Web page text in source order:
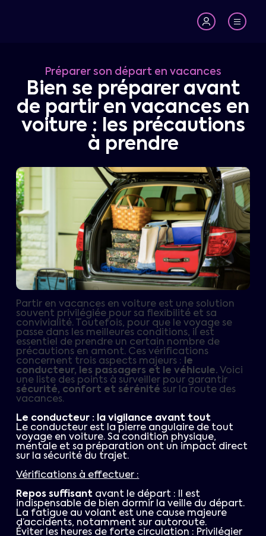
Préparer son départ en vacances
Bien se préparer avant
de partir en vacances en
voiture : les précautions
à prendre
Partir en vacances en voiture est une solution
souvent privilégiée pour sa flexibilité et sa
convivialité. Toutefois, pour que le voyage se
passe dans les meilleures conditions, il est
essentiel de prendre un certain nombre de
précautions en amont. Ces vérifications
concernent trois aspects majeurs : le
conducteur, les passagers et le véhicule. Voici
une liste des points à surveiller pour garantir
sécurité, confort et sérénité sur la route des
vacances.
Le conducteur : la vigilance avant tout
Le conducteur est la pierre angulaire de tout
voyage en voiture. Sa condition physique,
mentale et sa préparation ont un impact direct
sur la sécurité du trajet.
Vérifications à effectuer :
Repos suffisant avant le départ : Il est
indispensable de bien dormir la veille du départ.
La fatigue au volant est une cause majeure
d’accidents, notamment sur autoroute.
Éviter les heures de forte circulation : Privilégier